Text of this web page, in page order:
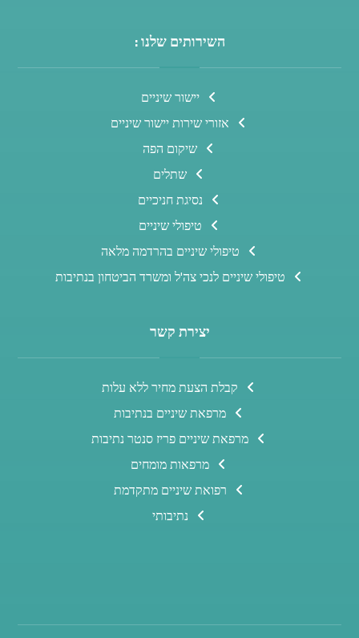
השירותים שלנו :
יישור שיניים
אזורי שירות יישור שיניים
שיקום הפה
שתלים
נסיגת חניכיים
טיפולי שיניים
טיפולי שיניים בהרדמה מלאה
טיפולי שיניים לנכי צה'ל ומשרד הביטחון בנתיבות
יצירת קשר
קבלת הצעת מחיר ללא עלות
מרפאת שיניים בנתיבות
מרפאת שיניים פריז סנטר נתיבות
מרפאות מומחים
רפואת שיניים מתקדמת
נתיבותי